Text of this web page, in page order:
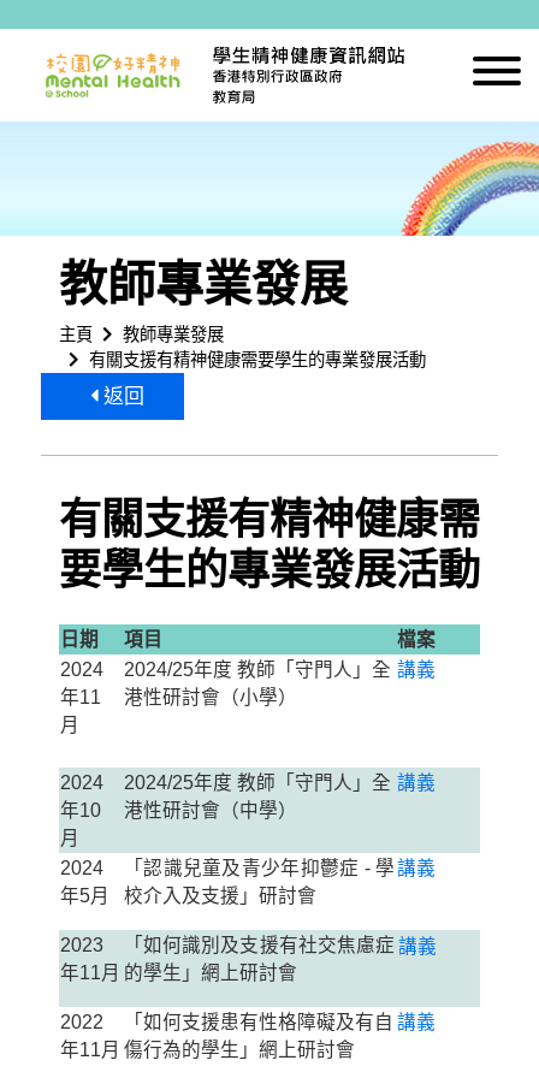
教師專業發展
主頁
教師專業發展
有關支援有精神健康需要學生的專業發展活動
返回
有關支援有精神健康需
要學生的專業發展活動
日期 項目
檔案
2024
年11
月
2024/25年度 教師「守門人」全
港性研討會（小學）
講義
2024
年10
月
2024/25年度 教師「守門人」全
港性研討會（中學）
講義
2024
年5月
「認識兒童及青少年抑鬱症 - 學
校介入及支援」研討會
講義
2023
年11月
「如何識別及支援有社交焦慮症
的學生 」網上研討會
講義
2022
年11月
「如何支援患有性格障礙及有自
傷行為的學生」網上研討會
講義